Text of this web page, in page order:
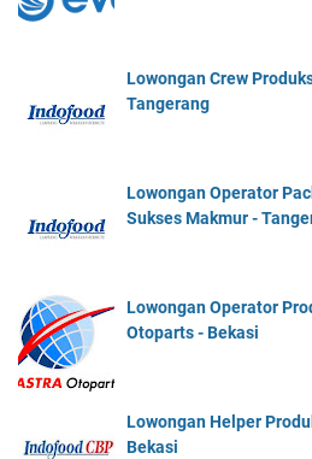
Lowongan Crew
Tangerang
Lowongan Operator
Sukses Makmur -
Lowongan Operator
Otoparts - Bekasi
Lowongan Helper
Bekasi